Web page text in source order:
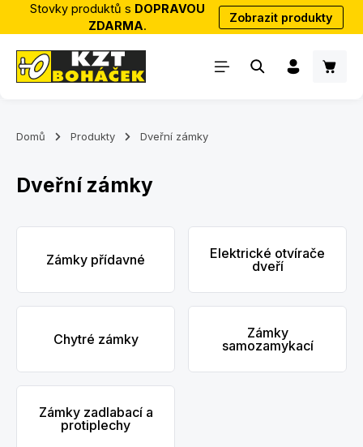
Přejít na hlavní obsah
Stovky produktů s DOPRAVOU
ZDARMA.
Zobrazit produkty
Domů Produkty Dveřní zámky
Dveřní zámky
Zámky přídavné
Elektrické otvírače
dveří
Chytré zámky
Zámky
samozamykací
Zámky zadlabací a
protiplechy